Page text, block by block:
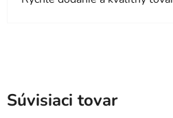
Súvisiaci tovar